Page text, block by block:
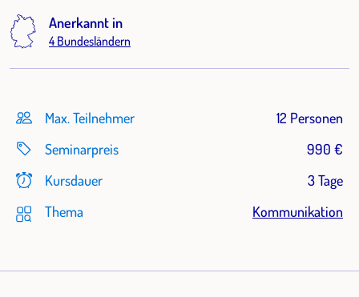
Anerkannt in
4 Bundesländern
Max. Teilnehmer
12 Personen
Seminarpreis
990 €
Kursdauer
3 Tage
Thema
Kommunikation